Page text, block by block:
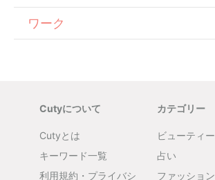
ワーク
Cutyについて
Cutyとは
キーワード一覧
利用規約・プライバシ
カテゴリー
ビューティー
占い
ファッション